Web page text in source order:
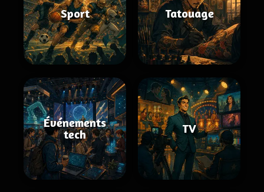
Sport Tatouage
Événements
tech
TV